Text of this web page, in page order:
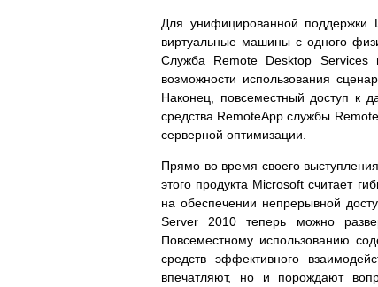
Для унифицированной поддержки
виртуальные машины с одного
Служба Remote Desktop Services
возможности использования
Наконец, повсеместный доступ к
средства RemoteApp службы
серверной оптимизации.
Прямо во время своего
этого продукта Microsoft считает
на обеспечении непрерывной
Server 2010 теперь можно
Повсеместному использованию
средств эффективного
впечатляют, но и порождают